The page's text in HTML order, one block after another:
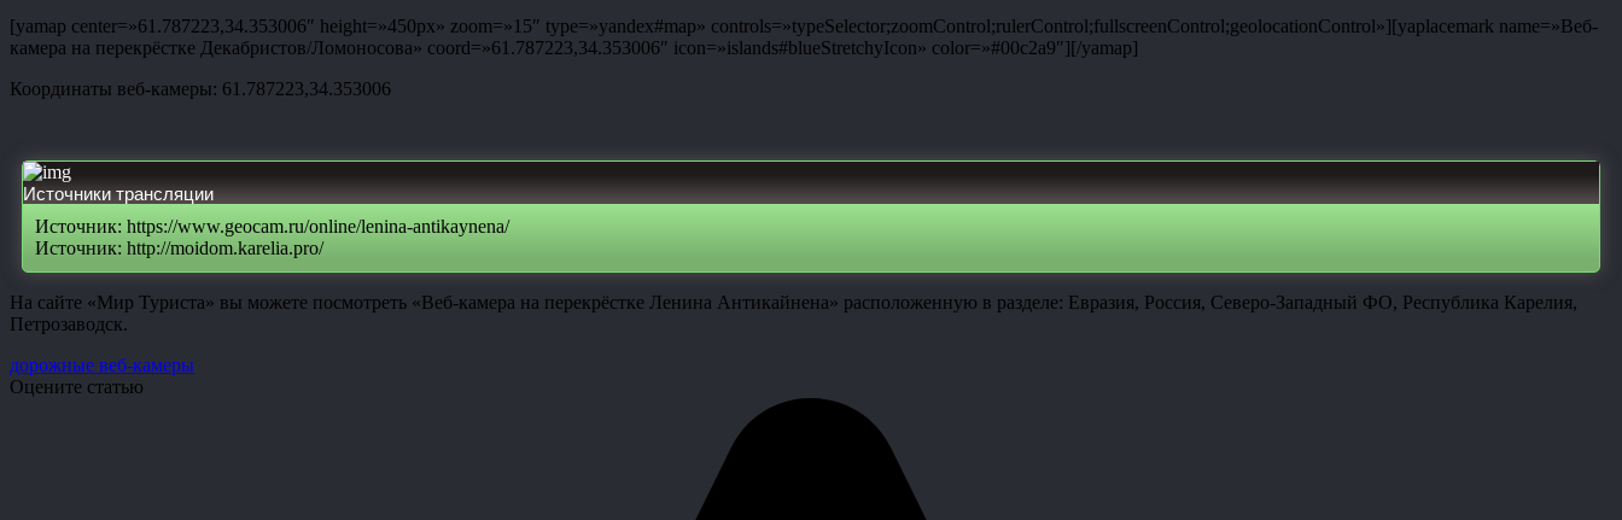
[yamap center=»61.787223,34.353006″ height=»450px» zoom=»15″ type=»yandex#map» controls=»typeSelector;zoomControl;rulerControl;fullscreenControl;geolocationControl»][yaplacemark name=»Веб-
камера на перекрёстке Декабристов/Ломоносова» coord=»61.787223,34.353006″ icon=»islands#blueStretchyIcon» color=»#00c2a9″][/yamap]
Координаты веб-камеры: 61.787223,34.353006
Источники трансляции
Источник: https://www.geocam.ru/online/lenina-antikaynena/
Источник: http://moidom.karelia.pro/
На сайте «Мир Туриста» вы можете посмотреть «Веб-камера на перекрёстке Ленина Антикайнена» расположенную в разделе: Евразия, Россия, Северо-Западный ФО, Республика Карелия,
Петрозаводск.
дорожные веб-камеры
Оцените статью